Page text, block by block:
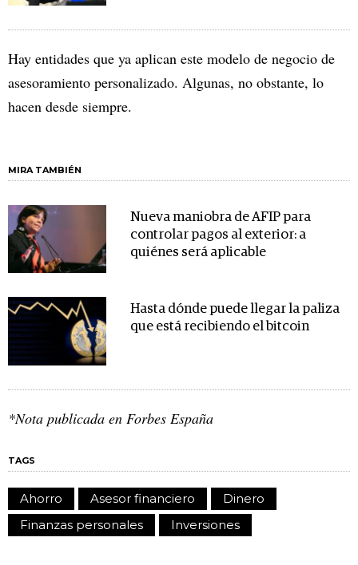
Hay entidades que ya aplican este modelo de negocio de
asesoramiento personalizado. Algunas, no obstante, lo
hacen desde siempre.
MIRA TAMBIÉN
Nueva maniobra de AFIP para
controlar pagos al exterior: a
quiénes será aplicable
Hasta dónde puede llegar la paliza
que está recibiendo el bitcoin
*Nota publicada en Forbes España
TAGS
Ahorro Asesor financiero
Dinero
Finanzas personales
Inversiones